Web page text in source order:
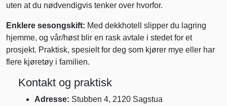
uten at du nødvendigvis tenker over hvorfor.
Enklere sesongskift: Med dekkhotell slipper du lagring
hjemme, og vår/høst blir en rask avtale i stedet for et
prosjekt. Praktisk, spesielt for deg som kjører mye eller har
flere kjøretøy i familien.
Kontakt og praktisk
Adresse: Stubben 4, 2120 Sagstua